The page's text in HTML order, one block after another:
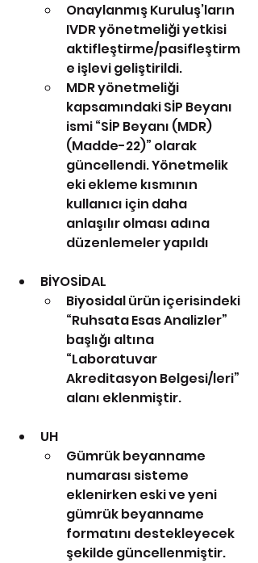
Onaylanmış Kuruluş’ların
IVDR yönetmeliği yetkisi
aktifleştirme/pasifleştirm
e işlevi geliştirildi.
MDR yönetmeliği
kapsamındaki SİP Beyanı
ismi “SİP Beyanı (MDR)
(Madde-22)” olarak
güncellendi. Yönetmelik
eki ekleme kısmının
kullanıcı için daha
anlaşılır olması adına
düzenlemeler yapıldı
BİYOSİDAL
Biyosidal ürün içerisindeki
“Ruhsata Esas Analizler”
başlığı altına
“Laboratuvar
Akreditasyon Belgesi/leri”
alanı eklenmiştir.
UH
Gümrük beyanname
numarası sisteme
eklenirken eski ve yeni
gümrük beyanname
formatını destekleyecek
şekilde güncellenmiştir.